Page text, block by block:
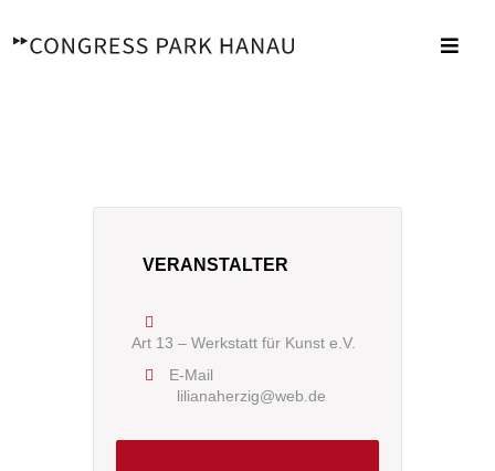
Inhalt
VERANSTALTER
Art 13 – Werkstatt für Kunst e.V.
E-Mail
lilianaherzig@web.de